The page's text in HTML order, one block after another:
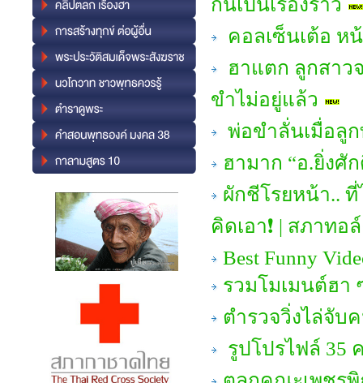
กันเป็นเรื่องราว
คอลเซ็นเต้อ ห
ฮาแตก ลูกสาว
ขำไม่อยู่แล้ว
พ่อขำลั่นเมื่อลู
ฮามาก “อ.ยิ่งศั
ผักชีโรยหน้า..
คิดเอา❗ | สภาทอ
Best Funny
รวมโมเมนต์ฮา
ตำรวจวิ่งไล่จับ
รูปโปรไฟล์ 35